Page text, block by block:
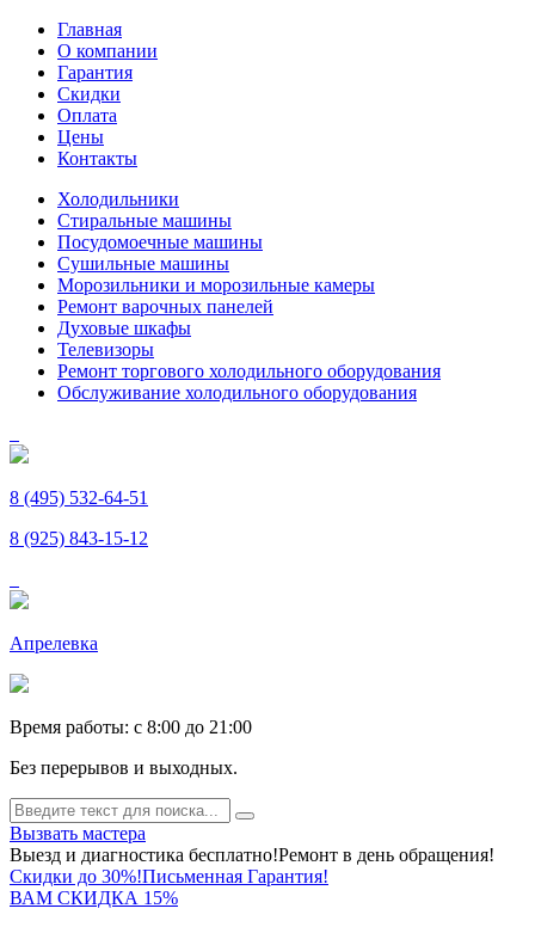
Главная
О компании
Гарантия
Скидки
Оплата
Цены
Контакты
Холодильники
Стиральные машины
Посудомоечные машины
Сушильные машины
Морозильники и морозильные камеры
Ремонт варочных панелей
Духовые шкафы
Телевизоры
Ремонт торгового холодильного оборудования
Обслуживание холодильного оборудования
8 (495) 532-64-51
8 (925) 843-15-12
Апрелевка
Время работы: c 8:00 до 21:00
Без перерывов и выходных.
Вызвать мастера
Выезд и диагностика бесплатно!Ремонт в день обращения!
Скидки до 30%!Письменная Гарантия!
ВАМ СКИДКА 15%